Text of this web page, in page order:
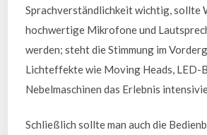
Sprachverständlichkeit wichtig, sollte
hochwertige Mikrofone und
werden; steht die Stimmung im
Lichteffekte wie Moving Heads, LED-
Nebelmaschinen das Erlebnis
Schließlich sollte man auch die